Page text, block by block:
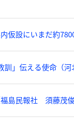
仮設にいまだ約
」伝える使命（
島民報社 須藤茂